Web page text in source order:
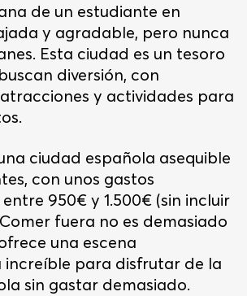
de un estudiante en
y agradable, pero nunca
Esta ciudad es un tesoro
diversión, con
y actividades para
ciudad española asequible
con unos gastos
950€ y 1.500€ (sin incluir
fuera no es demasiado
una escena
increíble para disfrutar de la
sin gastar demasiado.